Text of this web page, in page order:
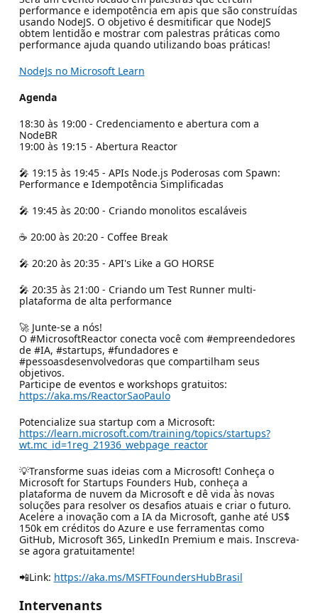
performance e idempotência em apis que são construídas
usando NodeJS. O objetivo é desmitificar que NodeJS
obtem lentidão e mostrar com palestras práticas como
performance ajuda quando utilizando boas práticas!
NodeJs no Microsoft Learn
Agenda
18:30 às 19:00 - Credenciamento e abertura com a
NodeBR
19:00 às 19:15 - Abertura Reactor
🎤 19:15 às 19:45 - APIs Node.js Poderosas com Spawn:
Performance e Idempotência Simplificadas
🎤 19:45 às 20:00 - Criando monolitos escaláveis
☕ 20:00 às 20:20 - Coffee Break
🎤 20:20 às 20:35 - API's Like a GO HORSE
🎤 20:35 às 21:00 - Criando um Test Runner multi-
plataforma de alta performance
🚀 Junte-se a nós!
O #MicrosoftReactor conecta você com #empreendedores
de #IA, #startups, #fundadores e
#pessoasdesenvolvedoras que compartilham seus
objetivos.
Participe de eventos e workshops gratuitos:
https://aka.ms/ReactorSaoPaulo
Potencialize sua startup com a Microsoft:
https://learn.microsoft.com/training/topics/startups?
wt.mc_id=1reg_21936_webpage_reactor
💡Transforme suas ideias com a Microsoft! Conheça o
Microsoft for Startups Founders Hub, conheça a
plataforma de nuvem da Microsoft e dê vida às novas
soluções para resolver os desafios atuais e criar o futuro.
Acelere a inovação com a IA da Microsoft, ganhe até US$
150k em créditos do Azure e use ferramentas como
GitHub, Microsoft 365, LinkedIn Premium e mais. Inscreva-
se agora gratuitamente!
📲Link: https://aka.ms/MSFTFoundersHubBrasil
Intervenants